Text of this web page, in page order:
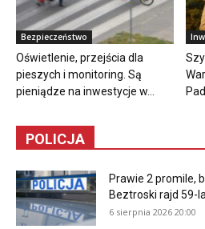
Bezpieczeństwo
Oświetlenie, przejścia dla
pieszych i monitoring. Są
pieniądze na inwestycje w...
POLICJA
Prawie 2 promile,
Beztroski rajd 59-
6 sierpnia 2026 20:00